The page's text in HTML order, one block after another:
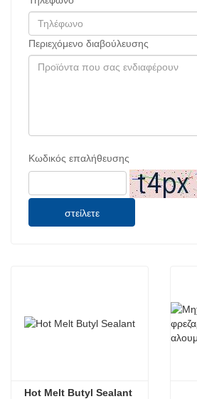
Περιεχόμενο διαβούλευσης
Κωδικός επαλήθευσης
στείλετε
Hot Melt Butyl Sealant